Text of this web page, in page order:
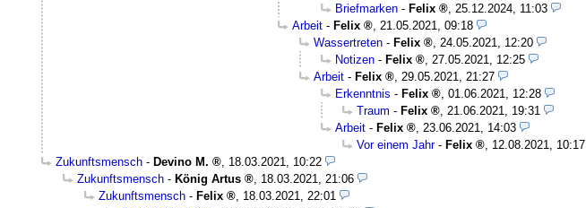
Briefmarken - Felix , 25.12.2024, 11:03
Arbeit - Felix , 21.05.2021, 09:18
Wassertreten - Felix , 24.05.2021, 12:20
Notizen - Felix , 27.05.2021, 12:25
Arbeit - Felix , 29.05.2021, 21:27
Erkenntnis - Felix , 01.06.2021, 12:28
Traum - Felix , 21.06.2021, 19:31
Arbeit - Felix , 23.06.2021, 14:03
Vor einem Jahr- Felix , 12.08.2021, 10:17
Zukunftsmensch - Devino M. , 18.03.2021, 10:22
Zukunftsmensch - König Artus , 18.03.2021, 21:06
Zukunftsmensch - Felix , 18.03.2021, 22:01